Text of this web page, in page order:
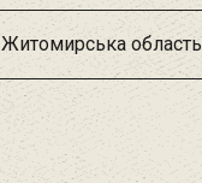
Житомирська область